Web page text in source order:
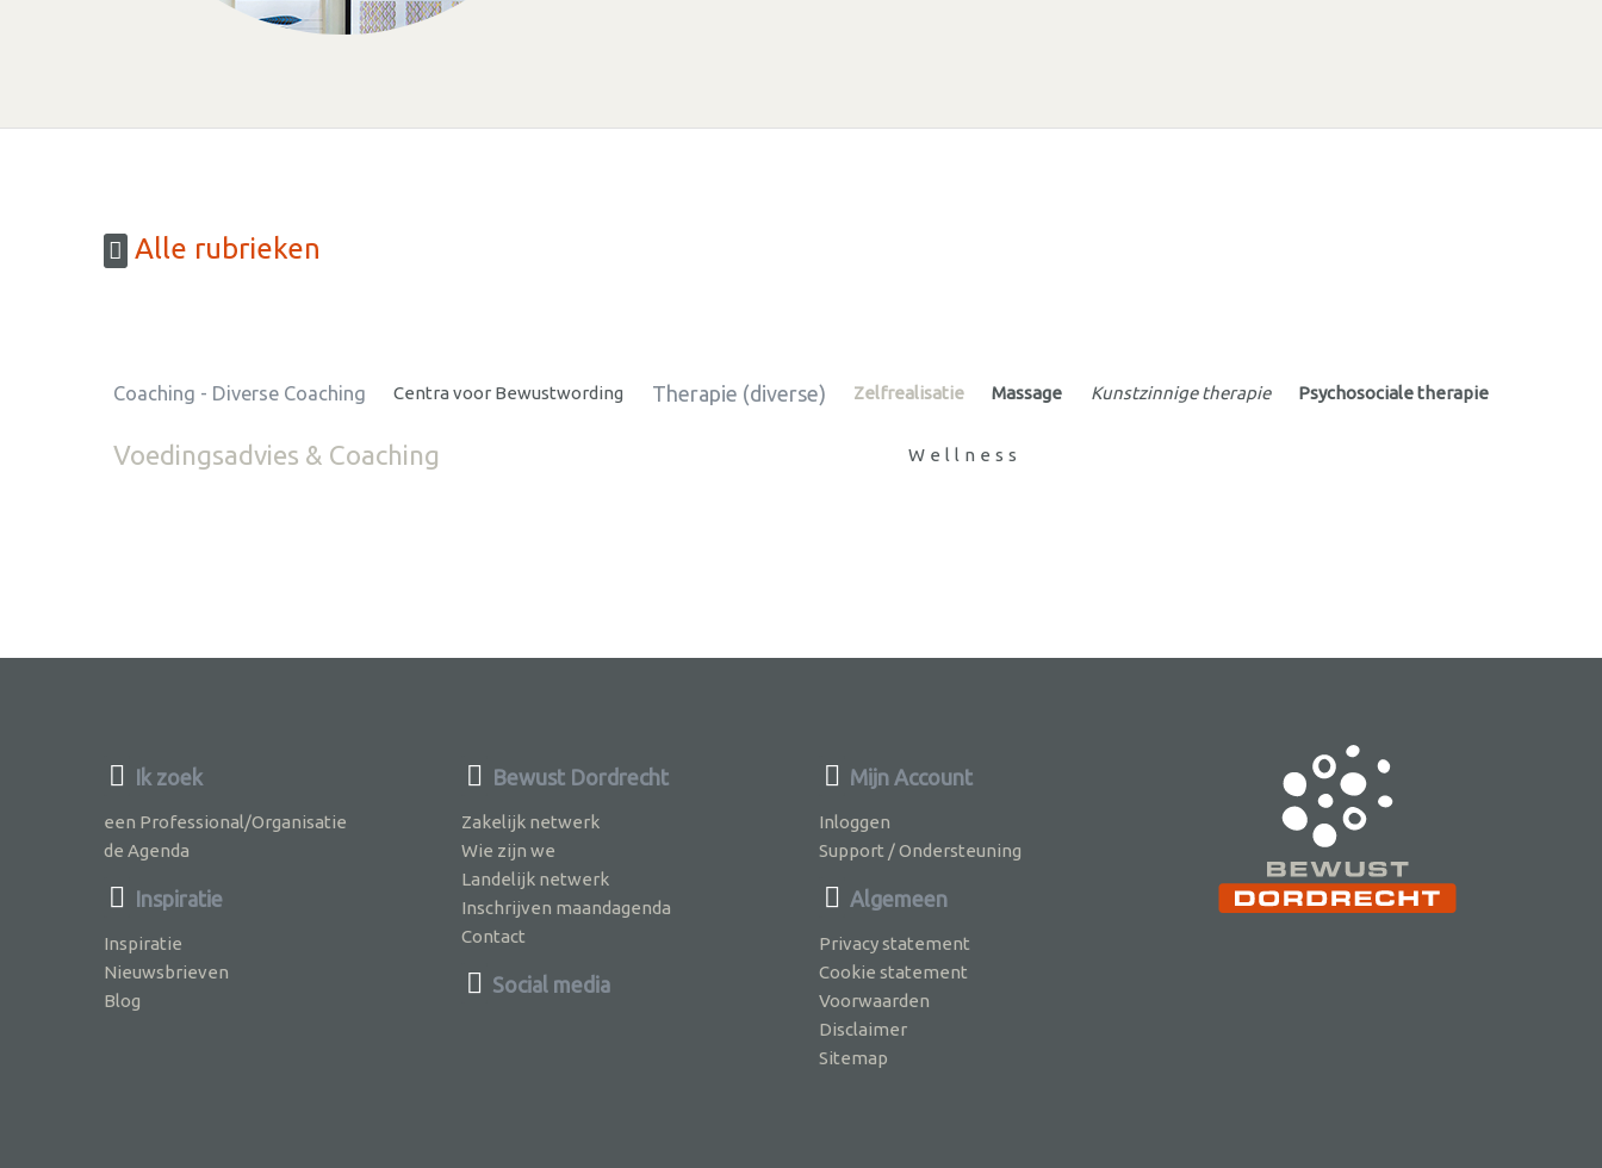
Alle rubrieken
Coaching - Diverse Coaching Centra voor Bewustwording Therapie (diverse) Zelfrealisatie Massage Kunstzinnige therapie Psychosociale therapie
Voedingsadvies & Coaching Wellness
Ik zoek
een Professional/Organisatie
de Agenda
Inspiratie
Inspiratie
Nieuwsbrieven
Blog
Bewust Dordrecht
Zakelijk netwerk
Wie zijn we
Landelijk netwerk
Inschrijven maandagenda
Contact
Social media
Mijn Account
Inloggen
Support / Ondersteuning
Algemeen
Privacy statement
Cookie statement
Voorwaarden
Disclaimer
Sitemap